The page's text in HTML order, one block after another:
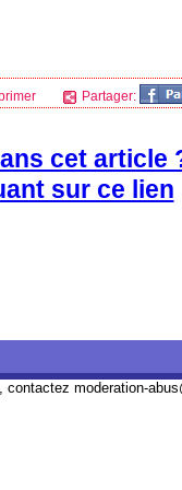
Partager:
cet article
sur ce lien
contactez moderation-